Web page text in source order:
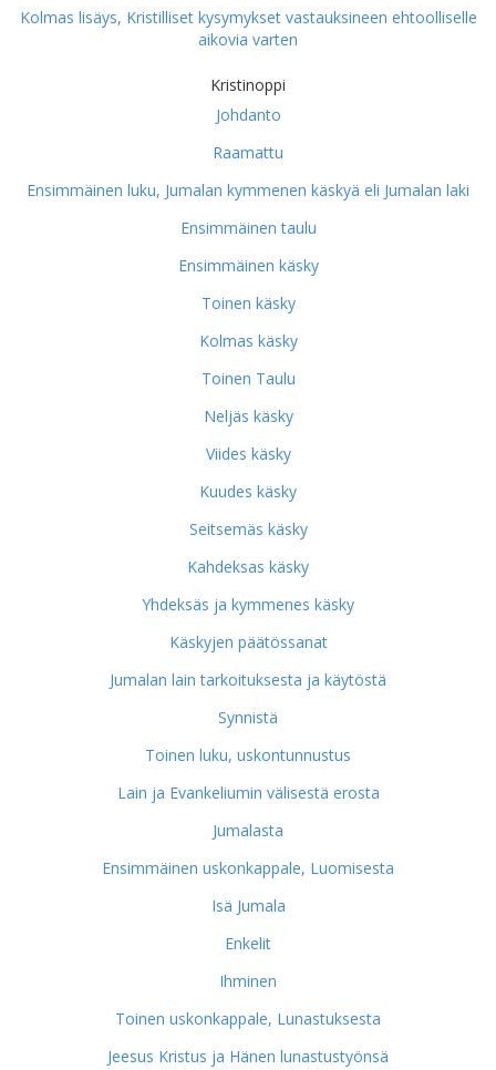
Kolmas lisäys, Kristilliset kysymykset vastauksineen ehtoolliselle
aikovia varten
Kristinoppi
Johdanto
Raamattu
Ensimmäinen luku, Jumalan kymmenen käskyä eli Jumalan laki
Ensimmäinen taulu
Ensimmäinen käsky
Toinen käsky
Kolmas käsky
Toinen Taulu
Neljäs käsky
Viides käsky
Kuudes käsky
Seitsemäs käsky
Kahdeksas käsky
Yhdeksäs ja kymmenes käsky
Käskyjen päätössanat
Jumalan lain tarkoituksesta ja käytöstä
Synnistä
Toinen luku, uskontunnustus
Lain ja Evankeliumin välisestä erosta
Jumalasta
Ensimmäinen uskonkappale, Luomisesta
Isä Jumala
Enkelit
Ihminen
Toinen uskonkappale, Lunastuksesta
Jeesus Kristus ja Hänen lunastustyönsä